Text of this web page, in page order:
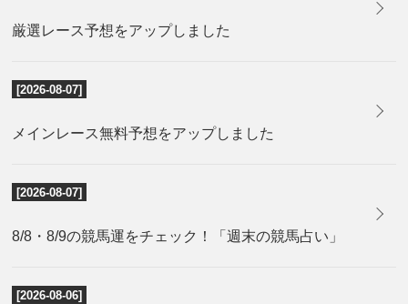
厳選レース予想をアップしました
[2026-08-07]
メインレース無料予想をアップしました
[2026-08-07]
8/8・8/9の競馬運をチェック！「週末の競馬占い」
[2026-08-06]